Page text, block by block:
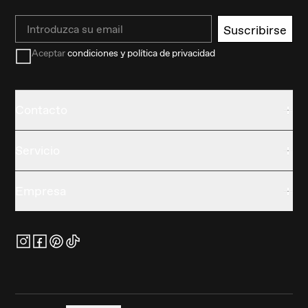
Email Suscribirse
Aceptarcondiciones y política de privacidad